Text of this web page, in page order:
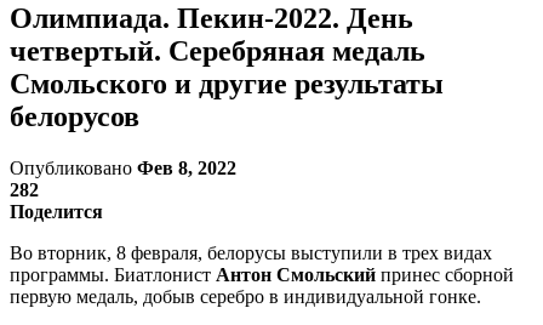
Олимпиада. Пекин-2022. День
четвертый. Серебряная медаль
Смольского и другие результаты
белорусов
Опубликовано Фев 8, 2022
282
Поделится
Во вторник, 8 февраля, белорусы выступили в трех видах
программы. Биатлонист Антон Смольский принес сборной
первую медаль, добыв серебро в индивидуальной гонке.